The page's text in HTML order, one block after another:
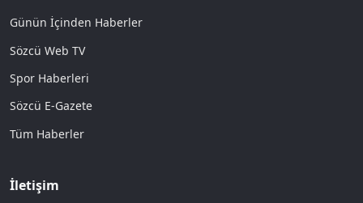
Günün İçinden Haberler
Sözcü Web TV
Spor Haberleri
Sözcü E-Gazete
Tüm Haberler
İletişim